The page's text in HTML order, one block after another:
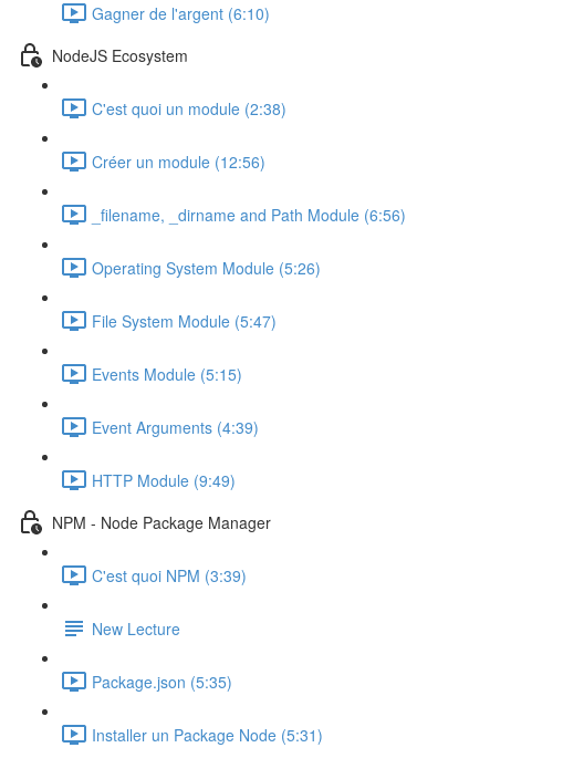
Gagner de l'argent (6:10)
NodeJS Ecosystem
C'est quoi un module (2:38)
Créer un module (12:56)
_filename, _dirname and Path Module (6:56)
Operating System Module (5:26)
File System Module (5:47)
Events Module (5:15)
Event Arguments (4:39)
HTTP Module (9:49)
NPM - Node Package Manager
C'est quoi NPM (3:39)
New Lecture
Package.json (5:35)
Installer un Package Node (5:31)